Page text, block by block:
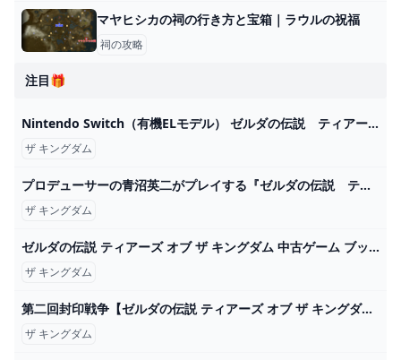
マヤヒシカの祠の行き方と宝箱｜ラウルの祝福
祠の攻略
注目🎁
Nintendo Switch（有機ELモデル） ゼルダの伝説 ティアーズ オブ ザ キングダムエディション - YouTube
ザ キングダム
プロデューサーの青沼英二がプレイする『ゼルダの伝説 ティアーズ オブ ザ キングダム』 - YouTube
ザ キングダム
ゼルダの伝説 ティアーズ オブ ザ キングダム 中古ゲーム ブックオフ公式オンラインストア
ザ キングダム
第二回封印戦争【ゼルダの伝説 ティアーズ オブ ザ キングダム】＃８７ - YouTube
ザ キングダム